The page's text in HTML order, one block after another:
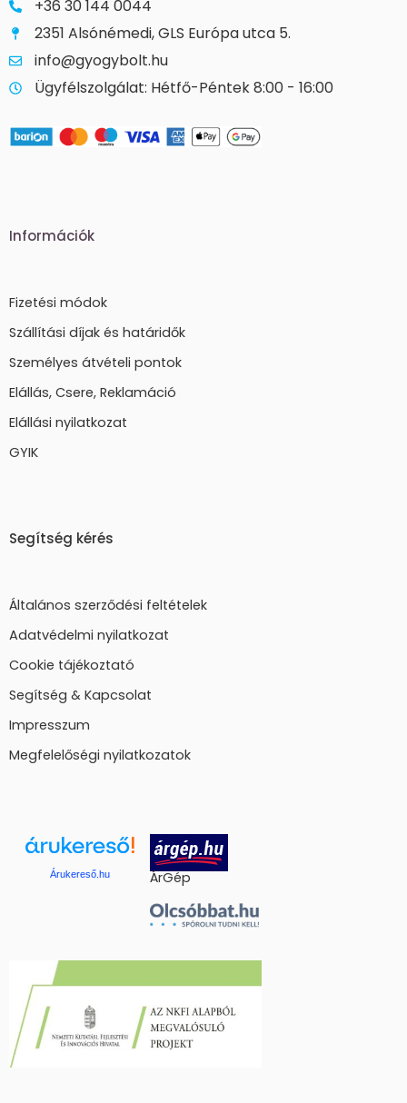
+36 30 144 0044
2351 Alsónémedi, GLS Európa utca 5.
info@gyogybolt.hu
Ügyfélszolgálat: Hétfő-Péntek 8:00 - 16:00
Információk
Fizetési módok
Szállítási díjak és határidők
Személyes átvételi pontok
Elállás, Csere, Reklamáció
Elállási nyilatkozat
GYIK
Segítség kérés
Általános szerződési feltételek
Adatvédelmi nyilatkozat
Cookie tájékoztató
Segítség & Kapcsolat
Impresszum
Megfelelőségi nyilatkozatok
Árukereső.hu ÁrGép